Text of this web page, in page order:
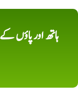
ہاتھ اور